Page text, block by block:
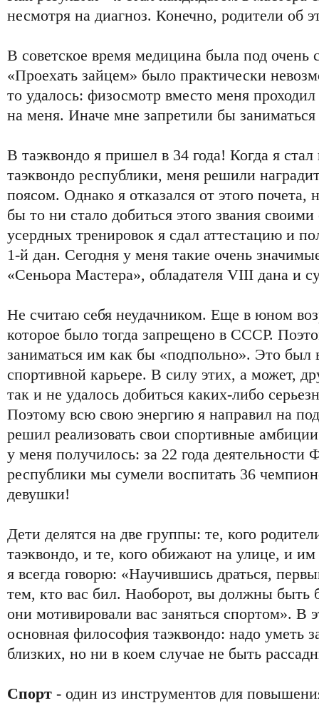
несмотря на диагноз. Конечно, родители об
В советское время медицина была под очень
«Проехать зайцем» было практически
то удалось: физосмотр вместо меня
на меня. Иначе мне запретили бы
В таэквондо я пришел в 34 года! Когда я
таэквондо республики, меня решили
поясом. Однако я отказался от этого почета,
бы то ни стало добиться этого звания
усердных тренировок я сдал аттестацию и
1-й дан. Сегодня у меня такие очень
«Сеньора Мастера», обладателя VIII дана и
Не считаю себя неудачником. Еще в юном
которое было тогда запрещено в СССР.
заниматься им как бы «подпольно». Это был
спортивной карьере. В силу этих, а может,
так и не удалось добиться каких-либо
Поэтому всю свою энергию я направил на
решил реализовать свои спортивные
у меня получилось: за 22 года деятельности
республики мы сумели воспитать 36
девушки!
Дети делятся на две группы: те, кого
таэквондо, и те, кого обижают на улице, и
я всегда говорю: «Научившись драться,
тем, кто вас бил. Наоборот, вы должны быть
они мотивировали вас заняться спортом». В
основная философия таэквондо: надо уметь
близких, но ни в коем случае не быть
Спорт - один из инструментов для